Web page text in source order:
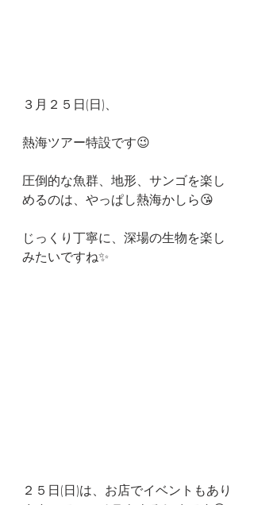
３月２５日(日)、
熱海ツアー特設です😉
圧倒的な魚群、地形、サンゴを楽し
めるのは、やっぱし熱海かしら😘
じっくり丁寧に、深場の生物を楽し
みたいですね✨
２５日(日)は、お店でイベントもあり